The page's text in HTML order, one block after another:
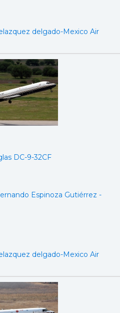
delgado-Mexico Air
DC-9-32CF
Espinoza Gutiérrez -
delgado-Mexico Air